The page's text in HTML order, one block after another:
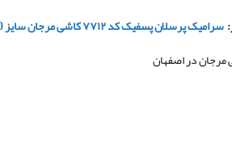
:سرامیک پرسلان پسفیک کد ۷۷۱۲ کاشی مرجان سایز
مرجان در اصفهان